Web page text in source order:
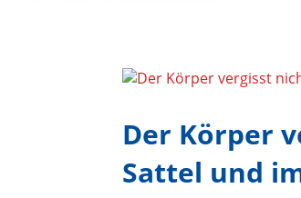
Der Körper
Sattel und